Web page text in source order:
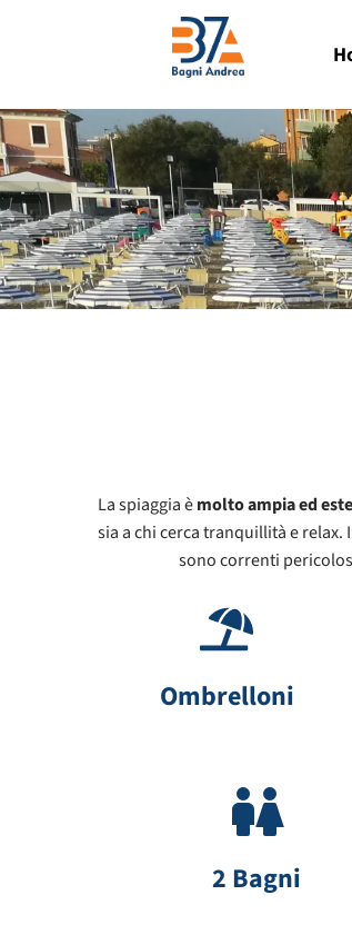
La spiaggia èmoltoampia ed
sia a chi cerca tranquillità e
sono correnti
Ombrelloni
2 Bagni